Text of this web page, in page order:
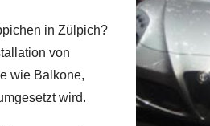
in Zülpich?
von
wie Balkone,
wird.